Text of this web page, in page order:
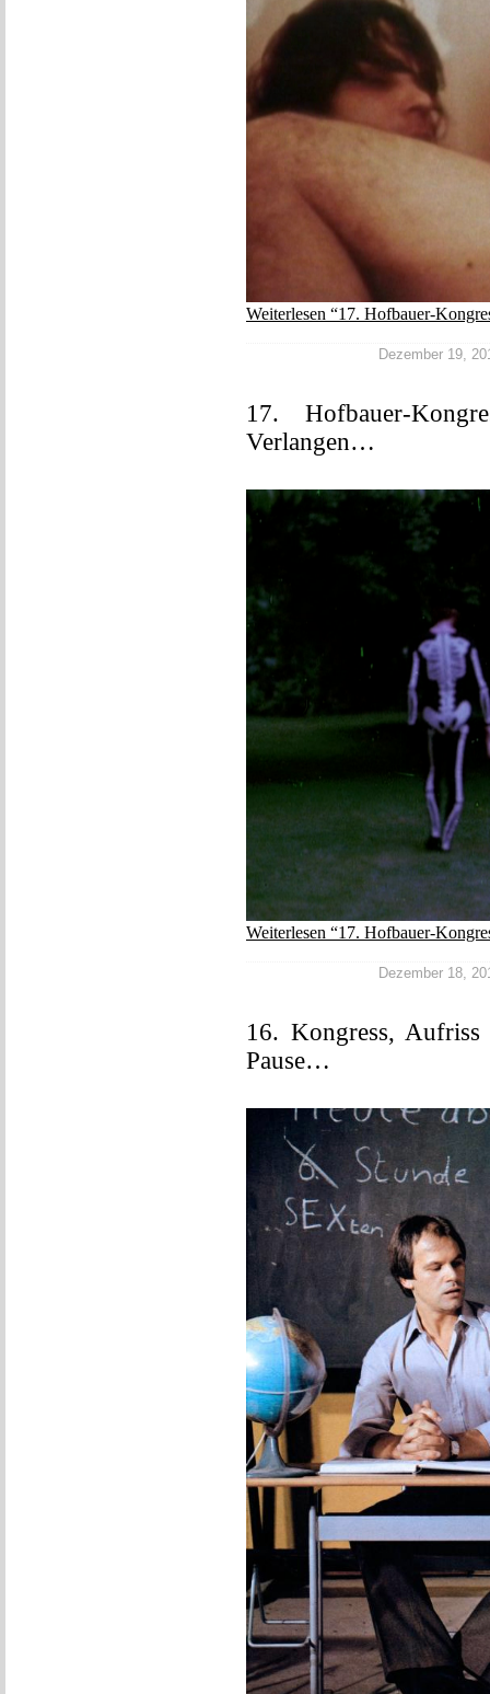
Weiterlesen “17. Hofbauer-
Dezember 19,
17. Hofbauer-
Verlangen…
Weiterlesen “17. Hofbauer-
Dezember 18,
16. Kongress,
Pause…